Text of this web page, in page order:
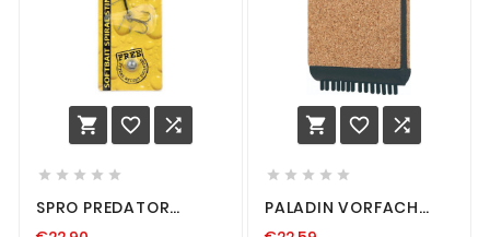
  
    
SPRO PREDATOR
  
    
PALADIN VORFACH